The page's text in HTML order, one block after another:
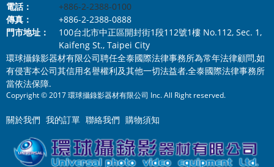
電話：
+886-2-2388-0100
傳真：
+886-2-2388-0888
門市地址：
100台北市中正區開封街1段112號1樓 No.112, Sec. 1,
Kaifeng St., Taipei City
環球攝錄影器材有限公司聘任全泰國際法律事務所為常年法律顧問,如
有侵害本公司其信用名譽權利及其他一切法益者,全泰國際法律事務所
當依法保障.
Copyright © 2017 環球攝錄影器材有限公司 Inc. All Right reserved.
關於我們 我的訂單 聯絡我們 購物須知